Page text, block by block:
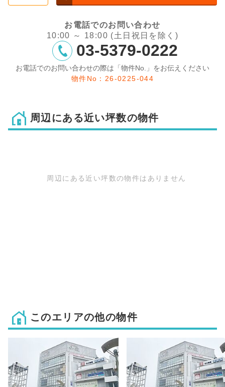
お電話でのお問い合わせ
10:00 ～ 18:00 (土日祝日を除く)
03-5379-0222
お電話でのお問い合わせの際は「物件No.」をお伝えください
物件No：26-0225-044
周辺にある近い坪数の物件
周辺にある近い坪数の物件はありません
このエリアの他の物件